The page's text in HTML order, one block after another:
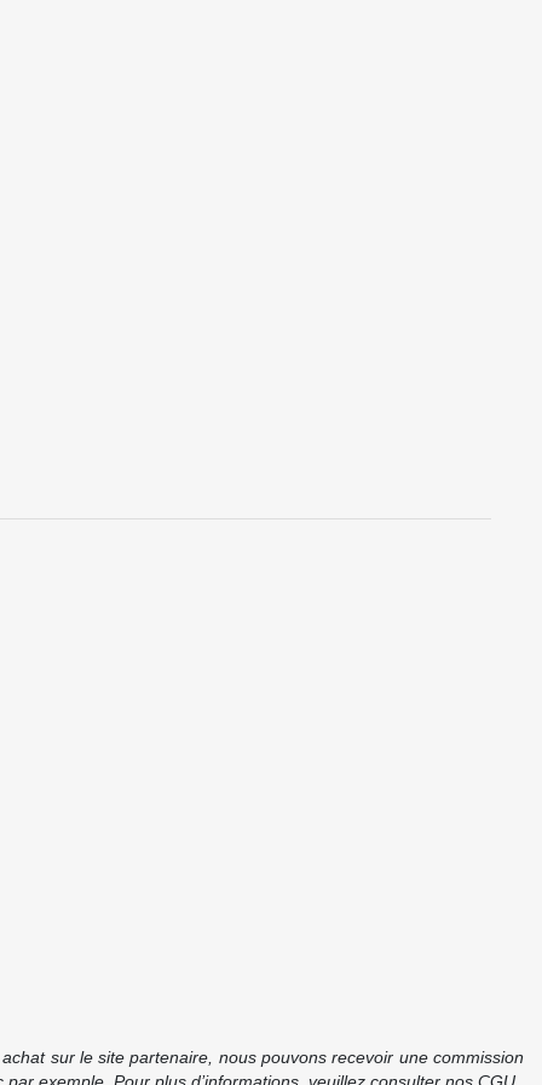
sur le site partenaire, nous pouvons recevoir une commission